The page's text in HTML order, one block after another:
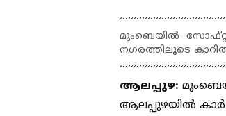
മുംബെയിൽ
നഗരത്തിലൂടെ
ആലപ്പുഴ:
ആലപ്പുഴയില്‍ കാർ